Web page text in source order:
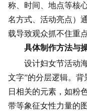
称、时间、地点等核
名方式、活动亮点）
载导致观众抓不住重点
具体制作方法与
设计妇女节活动
文字”的分层逻辑。
日相关的元素，如粉
带等象征女性力量的